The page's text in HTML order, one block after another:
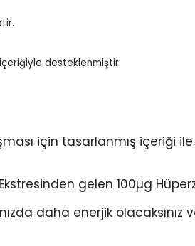
desteklenmiştir.
için tasarlanmış içeriği
gelen 100µg
daha enerjik